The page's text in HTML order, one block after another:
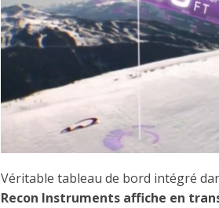
Véritable tableau de bord intégré
Recon Instruments affiche en